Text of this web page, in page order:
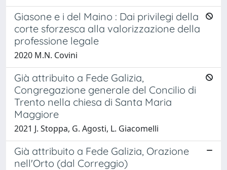
Giasone e i del Maino : Dai privilegi della
corte sforzesca alla valorizzazione della
professione legale
2020 M.N. Covini
Già attribuito a Fede Galizia,
Congregazione generale del Concilio di
Trento nella chiesa di Santa Maria
Maggiore
2021 J. Stoppa, G. Agosti, L. Giacomelli
Già attribuito a Fede Galizia, Orazione
nell'Orto (dal Correggio)